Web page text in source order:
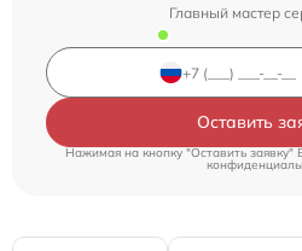
Главный мастер
Оставить
Нажимая на кнопку "Оставить заявку"